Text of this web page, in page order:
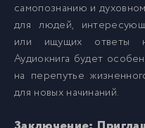
самопознанию и
для людей,
или ищущих ответы
Аудиокнига будет
на перепутье
для новых начинаний.